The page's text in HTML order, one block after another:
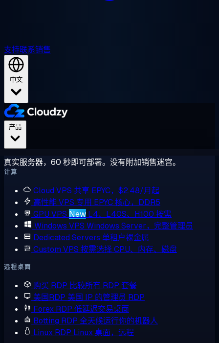
支持联系销售
中文
真实服务器，60 秒即可部署。没有附加销售迷宫。
计算
Cloud VPS 共享 EPYC，$2.48/月起
高性能 VPS 专用 EPYC 核心，DDR5
GPU VPS New L4、L40S、H100 按需
Windows VPS Windows Server，完整管理员
Dedicated Servers 单租户裸金属
Custom VPS 按需选择 CPU、内存、磁盘
远程桌面
购买 RDP 比较所有 RDP 套餐
美国RDP 美国 IP 的管理员 RDP
Forex RDP 低延迟交易桌面
Botting RDP 全天候运行你的机器人
Linux RDP Linux 桌面，远程